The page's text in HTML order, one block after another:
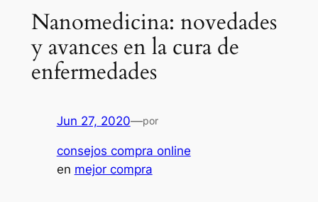
Nanomedicina: novedades
y avances en la cura de
enfermedades
Jun 27, 2020—por
consejos compra online
en mejor compra